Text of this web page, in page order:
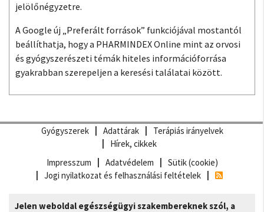
jelölőnégyzetre.
A Google új „Preferált források” funkciójával mostantól
beállíthatja, hogy a PHARMINDEX Online mint az orvosi
és gyógyszerészeti témák hiteles információforrása
gyakrabban szerepeljen a keresési találatai között.
Gyógyszerek Adattárak
Terápiás irányelvek
Hírek, cikkek
Impresszum
Adatvédelem
Sütik (cookie)
Jogi nyilatkozat és felhasználási feltételek
Jelen weboldal egészségügyi szakembereknek szól, a